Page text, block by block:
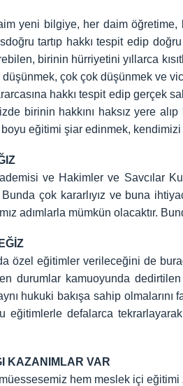
yeni bilgiye, her daim
tartıp hakkı tespit edip
birinin hürriyetini yıllarca
çok çok düşünmek ve
hakkı tespit edip gerçek
birinin hakkını haksız yere
eğitimi şiar edinmek,
ve Hakimler ve Savcılar
çok kararlıyız ve buna
adımlarla mümkün olacaktır.
özel eğitimler verileceğini de
durumlar kamuoyunda
hukuki bakışa sahip
eğitimlerle defalarca
KAZANIMLAR VAR
müessesemiz hem meslek içi